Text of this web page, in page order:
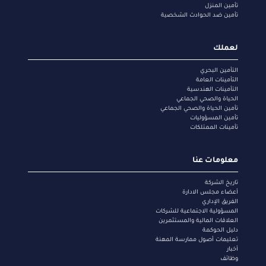
تأمين المنزل
تأمين ضد الحوادث الشخصية
لعملك
التأمين البحري
التأمينات العامة
التأمينات الهندسية
الحياة والصحي الجماعي
تأمين الحياة والصحي الجماعي
تأمين المسؤوليات
تأمينات الممتلكات
معلومات عنا
تاريخ الشركة
أعضاء مجلس الادارة
الفريق الإداري
المسؤولية الاجتماعية للشركات
العلاقات المالية والمستثمرين
دليل الحوكمة
تعليمات أصول ممارسة المهنة
أخبار
وظائف